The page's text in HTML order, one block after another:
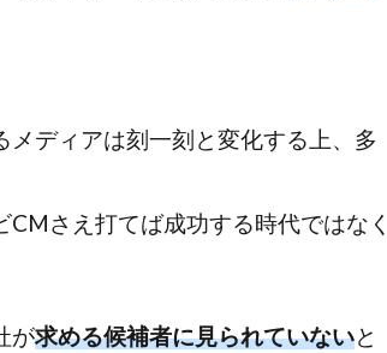
ディアは刻一刻と変化する上、多
さえ打てば成功する時代ではなく
が求める候補者に見られていないと